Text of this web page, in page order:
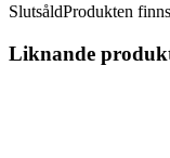
SlutsåldProdukten
Liknande